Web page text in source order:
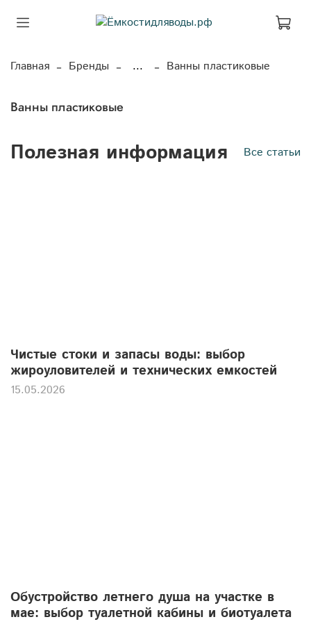
Главная Бренды ... Ванны пластиковые
Ванны пластиковые
Полезная информация Все статьи
Чистые стоки и запасы воды: выбор
жироуловителей и технических емкостей
15.05.2026
Обустройство летнего душа на участке в
мае: выбор туалетной кабины и биотуалета